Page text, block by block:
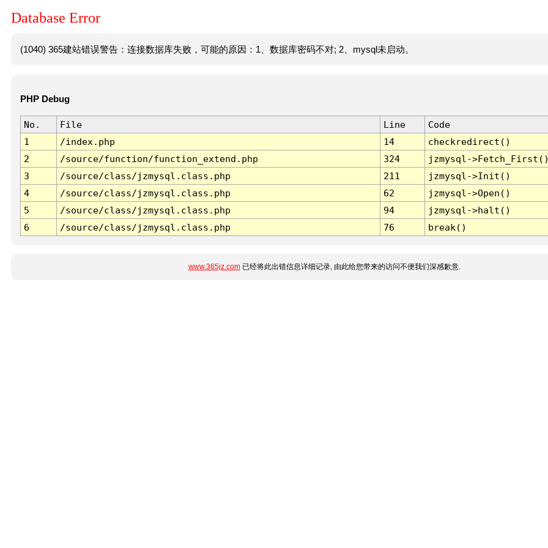
Database Error
(1040) 365建站错误警告：连接数据库失败，可能的原因：1、数据库密码不对; 2、mysql未启动。
PHP Debug
No. File Line
Code
1
/index.php 14
checkredirect()
2
/source/function/function_extend.php 324
jzmysql-
3
/source/class/jzmysql.class.php 211
jzmysql->Init()
4
/source/class/jzmysql.class.php 62
jzmysql->Open()
5
/source/class/jzmysql.class.php 94
jzmysql->halt()
6
/source/class/jzmysql.class.php 76 break()
www.365jz.com已经将此出错信息详细记录, 由此给您带来的访问不便我们深感歉意.